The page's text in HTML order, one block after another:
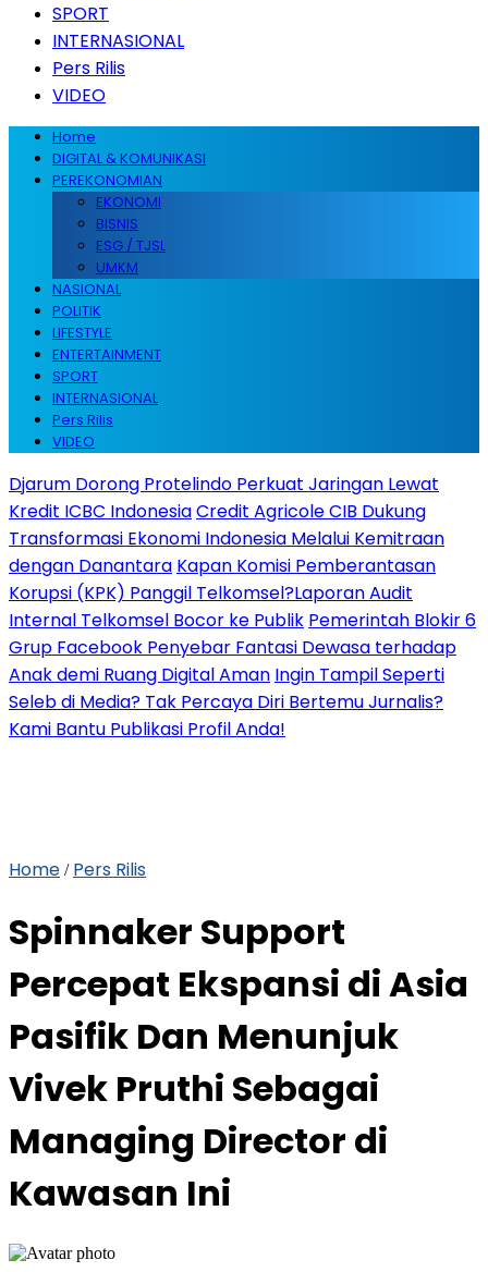
SPORT
INTERNASIONAL
Pers Rilis
VIDEO
Home
DIGITAL & KOMUNIKASI
PEREKONOMIAN
EKONOMI
BISNIS
ESG / TJSL
UMKM
NASIONAL
POLITIK
LIFESTYLE
ENTERTAINMENT
SPORT
INTERNASIONAL
Pers Rilis
VIDEO
Djarum Dorong Protelindo Perkuat Jaringan Lewat
Kredit ICBC IndonesiaCredit Agricole CIB Dukung
Transformasi Ekonomi Indonesia Melalui Kemitraan
dengan Danantara Kapan Komisi Pemberantasan
Korupsi (KPK) Panggil Telkomsel?Laporan Audit
Internal Telkomsel Bocor ke Publik Pemerintah Blokir 6
Grup Facebook Penyebar Fantasi Dewasa terhadap
Anak demi Ruang Digital Aman Ingin Tampil Seperti
Seleb di Media? Tak Percaya Diri Bertemu Jurnalis?
Kami Bantu Publikasi Profil Anda!
Home / Pers Rilis
Spinnaker Support
Percepat Ekspansi di Asia
Pasifik Dan Menunjuk
Vivek Pruthi Sebagai
Managing Director di
Kawasan Ini